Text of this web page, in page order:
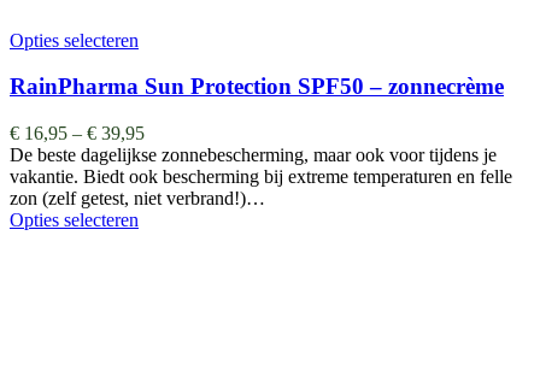
Opties selecteren
RainPharma Sun Protection SPF50 – zonnecrème
€ 16,95 – € 39,95
De beste dagelijkse zonnebescherming, maar ook voor tijdens je
vakantie. Biedt ook bescherming bij extreme temperaturen en felle
zon (zelf getest, niet verbrand!)…
Opties selecteren